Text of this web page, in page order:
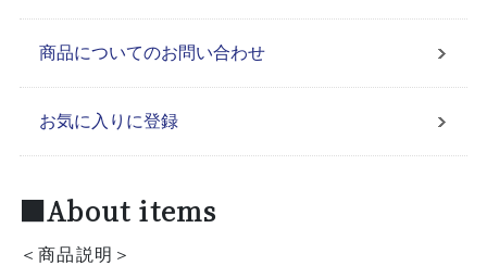
商品についてのお問い合わせ
お気に入りに登録
■About items
＜商品説明＞